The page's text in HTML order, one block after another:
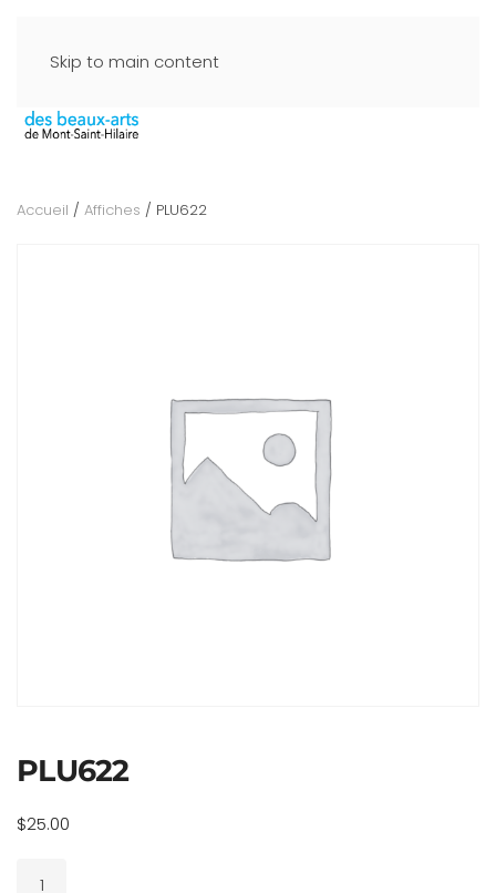
Skip to main content
Accueil / Affiches / PLU622
PLU622
$25.00